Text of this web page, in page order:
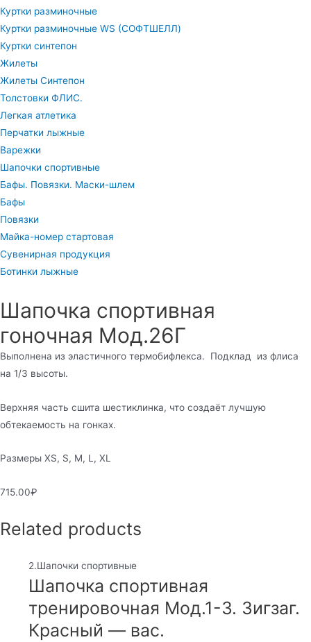
Куртки разминочные
Куртки разминочные WS (СОФТШЕЛЛ)
Куртки синтепон
Жилеты
Жилеты Синтепон
Толстовки ФЛИС.
Легкая атлетика
Перчатки лыжные
Варежки
Шапочки спортивные
Бафы. Повязки. Маски-шлем
Бафы
Повязки
Майка-номер стартовая
Сувенирная продукция
Ботинки лыжные
Шапочка спортивная
гоночная Мод.26Г
Выполнена из эластичного термобифлекса. Подклад из флиса
на 1/3 высоты.
Верхняя часть сшита шестиклинка, что создаёт лучшую
обтекаемость на гонках.
Размеры XS, S, M, L, XL
715.00₽
Related products
2.Шапочки спортивные
Шапочка спортивная
тренировочная Мод.1-3. Зигзаг.
Красный — вас.